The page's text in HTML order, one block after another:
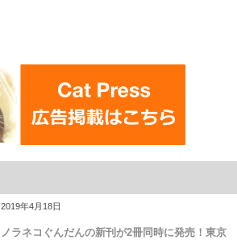
2019年4月18日
ノラネコぐんだんの新刊が2冊同時に発売！東京